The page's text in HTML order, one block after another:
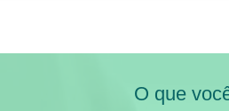
O que